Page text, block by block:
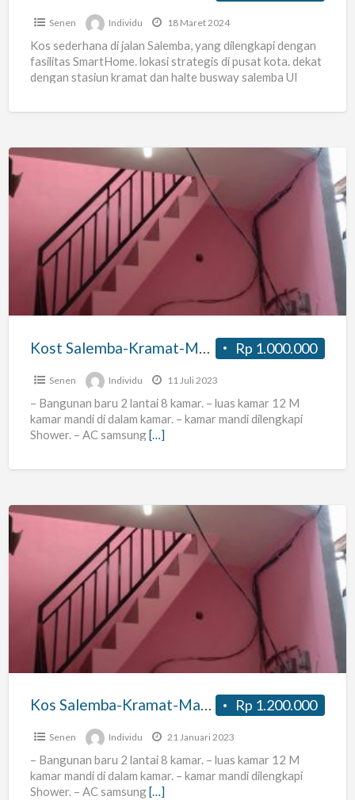
Senen Individu 18 Maret 2024
Kos sederhana di jalan Salemba, yang dilengkapi dengan
fasilitas SmartHome. lokasi strategis di pusat kota. dekat
dengan stasiun kramat dan halte busway salemba UI
Kost
Kramat-
Matraman
Rp 1.000.000
Senen Individu 11 Juli 2023
– Bangunan baru 2 lantai 8 kamar. – luas kamar 12 M
kamar mandi di dalam kamar. – kamar mandi dilengkapi
Shower. – AC samsung[…]
Kos
Kramat-
Matraman
Rp 1.200.000
Kos Salemba-Kramat-Matraman
Senen Individu 21 Januari 2023
– Bangunan baru 2 lantai 8 kamar. – luas kamar 12 M
kamar mandi di dalam kamar. – kamar mandi dilengkapi
Shower. – AC samsung […]